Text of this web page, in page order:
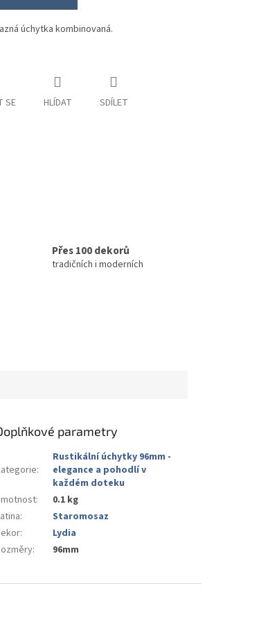
úchytka kombinovaná.
SE HLÍDAT SDÍLET
Přes 100 dekorů
tradičních i moderních
parametry
:
Rustikální úchytky 96mm -
elegance a pohodlí v
každém doteku
:
0.1 kg
:
Staromosaz
:
Lydia
: 96mm